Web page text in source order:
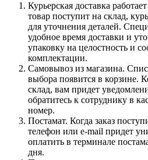
Курьерская доставка
товар поступит на склад,
для уточнения деталей.
удобное время доставки и
упаковку на целостность и
комплектации.
Самовывоз из магазина.
выбора появится в корзине.
склад, вам придет
обратитесь к сотруднику в
номер.
Постамат. Когда заказ
телефон или e-mail придет
оплатить в терминале
дня.